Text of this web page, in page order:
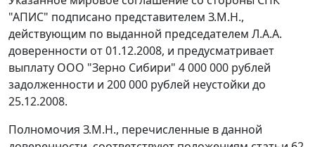
"АПИС" подписано представителем З.М.Н.,
действующим по выданной председателем Л.А.А.
доверенности от 01.12.2008, и предусматривает
выплату ООО "Зерно Сибири" 4 000 000 рублей
задолженности и 200 000 рублей неустойки до
25.12.2008.
Полномочия З.М.Н., перечисленные в данной